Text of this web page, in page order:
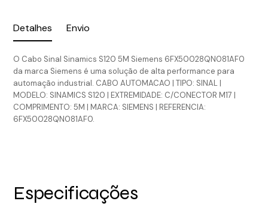
Detalhes Envio
O Cabo Sinal Sinamics S120 5M Siemens 6FX50028QN081AF0
da marca Siemens é uma solução de alta performance para
automação industrial. CABO AUTOMACAO | TIPO: SINAL |
MODELO: SINAMICS S120 | EXTREMIDADE: C/CONECTOR M17 |
COMPRIMENTO: 5M | MARCA: SIEMENS | REFERENCIA:
6FX50028QN081AF0.
Especificações